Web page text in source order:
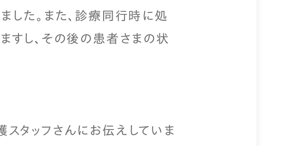
した。また、診療同行時に処
すし、その後の患者さまの状
タッフさんにお伝えしていま